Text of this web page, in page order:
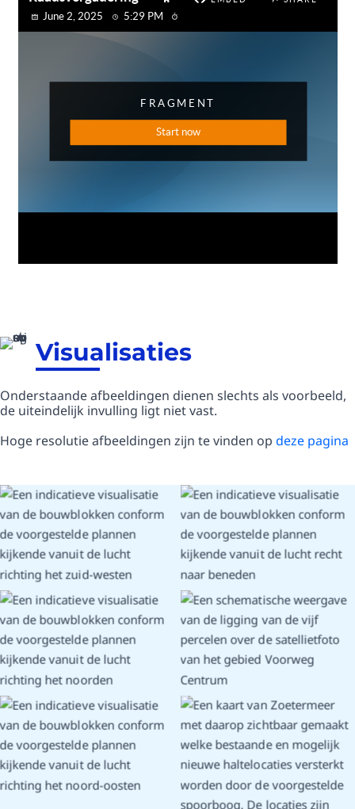
Visualisaties
Onderstaande afbeeldingen dienen slechts als voorbeeld,
de uiteindelijk invulling ligt niet vast.
Hoge resolutie afbeeldingen zijn te vinden op deze pagina